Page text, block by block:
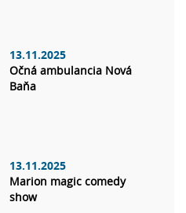
13.11.2025
Očná ambulancia Nová
Baňa
13.11.2025
Marion magic comedy
show